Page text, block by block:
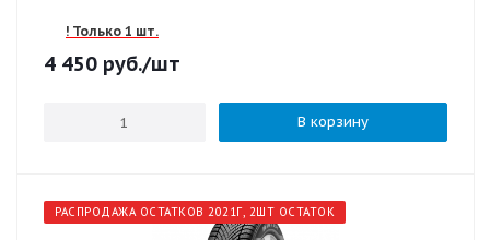
! Только 1 шт.
4 450 руб./шт
В корзину
РАСПРОДАЖА ОСТАТКОВ 2021Г, 2ШТ ОСТАТОК